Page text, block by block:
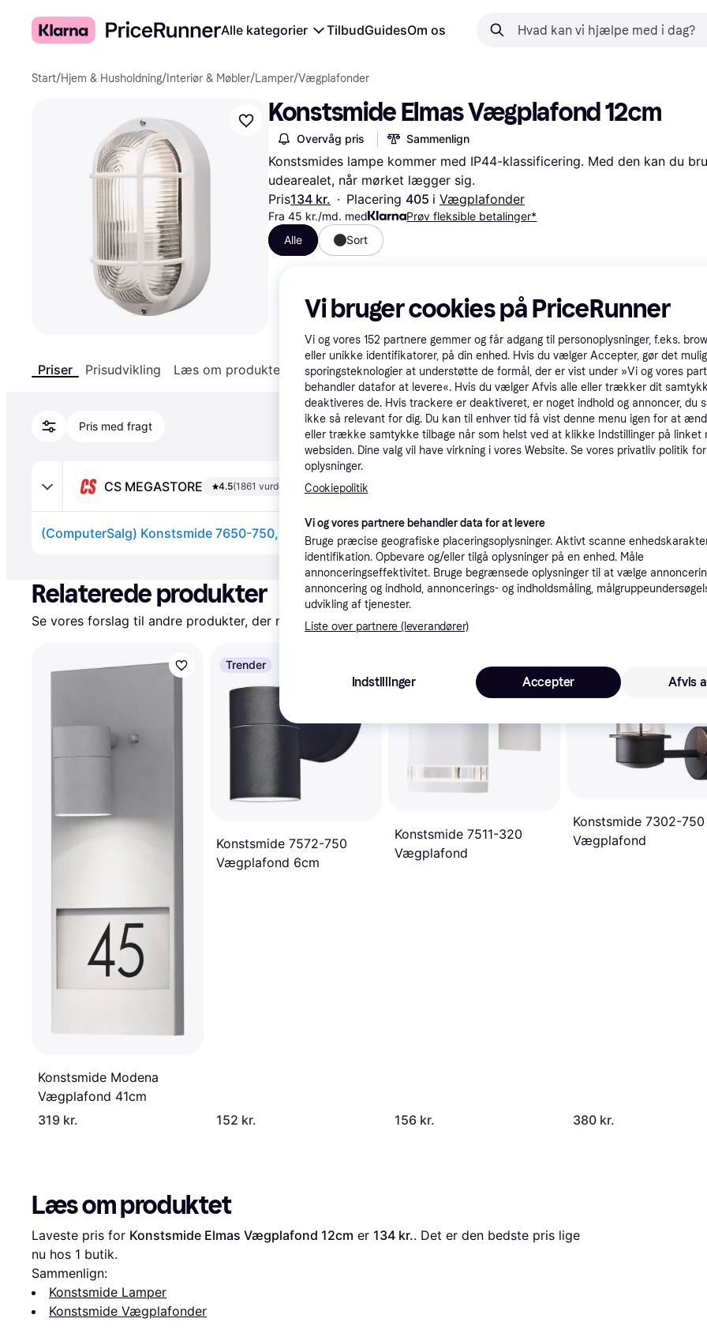
Alle kategorier TilbudGuidesOm os
Start/Hjem & Husholdning/ Interiør & Møbler/Lamper/Vægplafonder
Konstsmide Elmas Vægplafond 12cm
Overvåg pris Sammenlign
Konstsmides lampe kommer med IP44-klassificering. Med den kan du
udearealet, når mørket lægger sig.
Pris134 kr. · Placering 405 i Vægplafonder
Fra 45 kr./md. med
Prøv fleksible betalinger*
Alle
Sort
Priser Prisudvikling Læs om produktet Specifikationer
Pris med fragt
CS MEGASTORE 4.5(1861 vurderinger)
(ComputerSalg) Konstsmide 7650-750, 1 pære(r ), IP44, Sort Eller
Relaterede produkter
Se vores forslag til andre produkter, der matcher dine interesser.
Konstsmide Modena
Vægplafond 41cm
319 kr.
Trender
Konstsmide 7572-750
Vægplafond 6cm
152 kr.
Konstsmide 7511-320
Vægplafond
156 kr.
Konstsmide 7302-750
Vægplafond
380 kr.
Læs om produktet
Laveste pris for Konstsmide Elmas Vægplafond 12cm er 134 kr.. Det er den bedste pris lige
nu hos 1 butik.
Sammenlign:
Konstsmide Lamper
Konstsmide Vægplafonder
Vi bruger cookies på PriceRunner
Vi og vores 152 partnere gemmer og får adgang til personoplysninger, f.eks.
eller unikke identifikatorer, på din enhed. Hvis du vælger Accepter, gør det
sporingsteknologier at understøtte de formål, der er vist under »Vi og vores
behandler datafor at levere«. Hvis du vælger Afvis alle eller trækker dit
deaktiveres de. Hvis trackere er deaktiveret, er noget indhold og annoncer, du
ikke så relevant for dig. Du kan til enhver tid få vist denne menu igen for at
eller trække samtykke tilbage når som helst ved at klikke Indstillinger på linket
websiden. Dine valg vil have virkning i vores Website. Se vores privatliv politik
oplysninger.
Cookiepolitik
Vi og vores partnere behandler data for at levere
Bruge præcise geografiske placeringsoplysninger. Aktivt scanne
identifikation. Opbevare og/eller tilgå oplysninger på en enhed. Måle
annonceringseffektivitet. Bruge begrænsede oplysninger til at vælge
annoncering og indhold, annoncerings- og indholdsmåling,
udvikling af tjenester.
Liste over partnere (leverandører)
Indstillinger Afvis
Accepter